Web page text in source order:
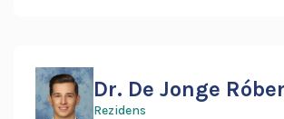
Dr. De Jonge
Rezidens